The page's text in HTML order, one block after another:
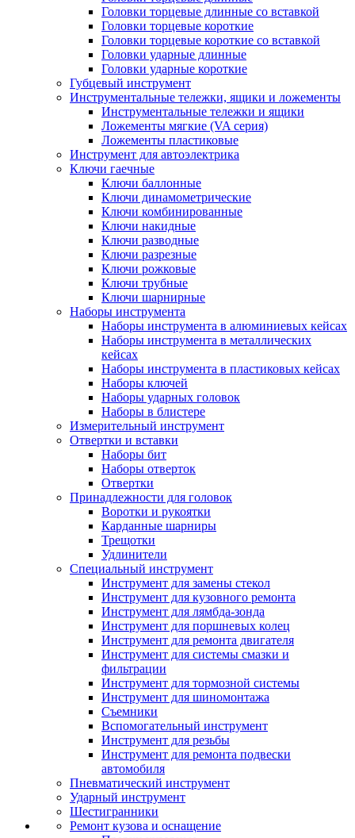
Головки торцевые длинные со вставкой
Головки торцевые короткие
Головки торцевые короткие со вставкой
Головки ударные длинные
Головки ударные короткие
Губцевый инструмент
Инструментальные тележки, ящики и ложементы
Инструментальные тележки и ящики
Ложементы мягкие (VA серия)
Ложементы пластиковые
Инструмент для автоэлектрика
Ключи гаечные
Ключи баллонные
Ключи динамометрические
Ключи комбинированные
Ключи накидные
Ключи разводные
Ключи разрезные
Ключи рожковые
Ключи трубные
Ключи шарнирные
Наборы инструмента
Наборы инструмента в алюминиевых кейсах
Наборы инструмента в металлических
кейсах
Наборы инструмента в пластиковых кейсах
Наборы ключей
Наборы ударных головок
Наборы в блистере
Измерительный инструмент
Отвертки и вставки
Наборы бит
Наборы отверток
Отвертки
Принадлежности для головок
Воротки и рукоятки
Карданные шарниры
Трещотки
Удлинители
Специальный инструмент
Инструмент для замены стекол
Инструмент для кузовного ремонта
Инструмент для лямбда-зонда
Инструмент для поршневых колец
Инструмент для ремонта двигателя
Инструмент для системы смазки и
фильтрации
Инструмент для тормозной системы
Инструмент для шиномонтажа
Съемники
Вспомогательный инструмент
Инструмент для резьбы
Инструмент для ремонта подвески
автомобиля
Пневматический инструмент
Ударный инструмент
Шестигранники
Ремонт кузова и оснащение